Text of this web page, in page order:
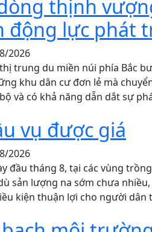
thịnh
động lực phát
2026
trung du miền núi phía Bắc
khu dân cư đơn lẻ mà
và có khả năng dẫn dắt sự
vụ được giá
2026
đầu tháng 8, tại các vùng
sản lượng na sớm chưa
kiện thuận lợi cho người dân